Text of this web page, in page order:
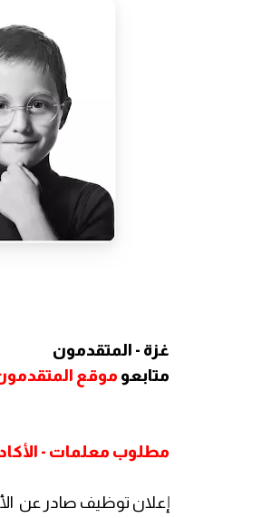
غزة - المتقدمون
متابعو موقع
مطلوب معلمات -
إعلان توظيف صادر عن